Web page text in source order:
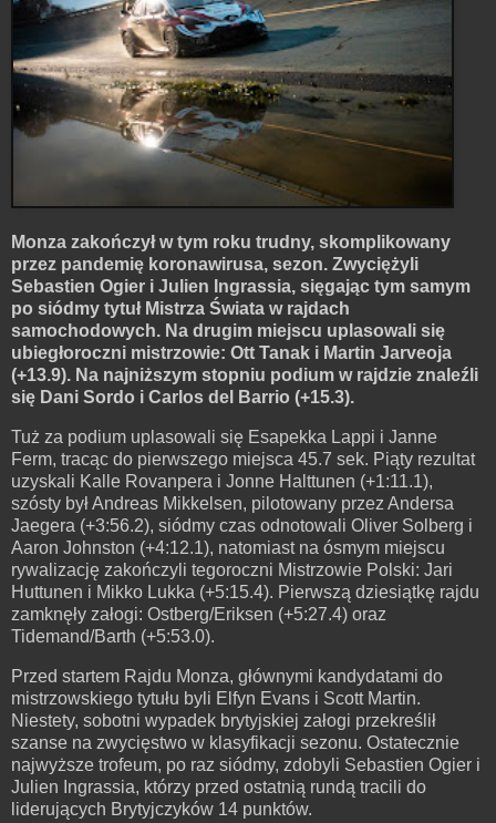
Monza zakończył w tym roku trudny, skomplikowany
przez pandemię koronawirusa, sezon. Zwyciężyli
Sebastien Ogier i Julien Ingrassia, sięgając tym samym
po siódmy tytuł Mistrza Świata w rajdach
samochodowych. Na drugim miejscu uplasowali się
ubiegłoroczni mistrzowie: Ott Tanak i Martin Jarveoja
(+13.9). Na najniższym stopniu podium w rajdzie znaleźli
się Dani Sordo i Carlos del Barrio (+15.3).
Tuż za podium uplasowali się Esapekka Lappi i Janne
Ferm, tracąc do pierwszego miejsca 45.7 sek. Piąty rezultat
uzyskali Kalle Rovanpera i Jonne Halttunen (+1:11.1),
szósty był Andreas Mikkelsen, pilotowany przez Andersa
Jaegera (+3:56.2), siódmy czas odnotowali Oliver Solberg i
Aaron Johnston (+4:12.1), natomiast na ósmym miejscu
rywalizację zakończyli tegoroczni Mistrzowie Polski: Jari
Huttunen i Mikko Lukka (+5:15.4). Pierwszą dziesiątkę rajdu
zamknęły załogi: Ostberg/Eriksen (+5:27.4) oraz
Tidemand/Barth (+5:53.0).
Przed startem Rajdu Monza, głównymi kandydatami do
mistrzowskiego tytułu byli Elfyn Evans i Scott Martin.
Niestety, sobotni wypadek brytyjskiej załogi przekreślił
szanse na zwycięstwo w klasyfikacji sezonu. Ostatecznie
najwyższe trofeum, po raz siódmy, zdobyli Sebastien Ogier i
Julien Ingrassia, którzy przed ostatnią rundą tracili do
liderujących Brytyjczyków 14 punktów.